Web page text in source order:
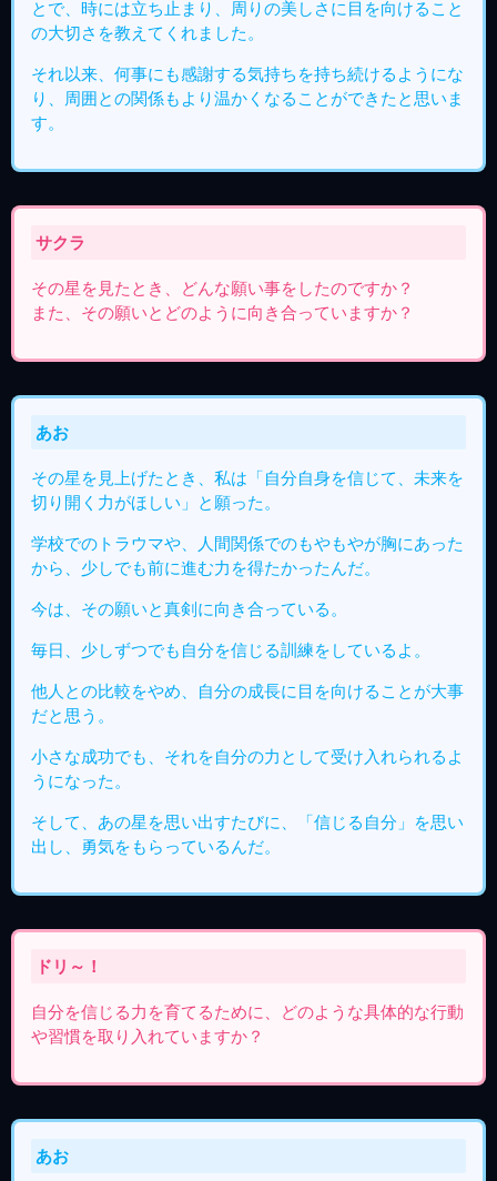
とで、時には立ち止まり、周りの美しさに目を向けること
の大切さを教えてくれました。
それ以来、何事にも感謝する気持ちを持ち続けるようにな
り、周囲との関係もより温かくなることができたと思いま
す。
サクラ
その星を見たとき、どんな願い事をしたのですか？
また、その願いとどのように向き合っていますか？
あお
その星を見上げたとき、私は「自分自身を信じて、未来を
切り開く力がほしい」と願った。
学校でのトラウマや、人間関係でのもやもやが胸にあった
から、少しでも前に進む力を得たかったんだ。
今は、その願いと真剣に向き合っている。
毎日、少しずつでも自分を信じる訓練をしているよ。
他人との比較をやめ、自分の成長に目を向けることが大事
だと思う。
小さな成功でも、それを自分の力として受け入れられるよ
うになった。
そして、あの星を思い出すたびに、「信じる自分」を思い
出し、勇気をもらっているんだ。
ドリ～！
自分を信じる力を育てるために、どのような具体的な行動
や習慣を取り入れていますか？
あお